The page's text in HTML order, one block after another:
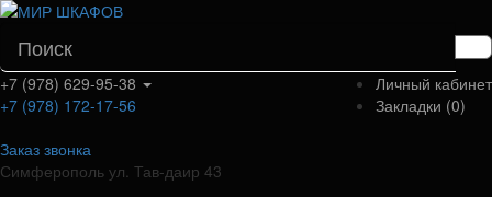
Личный кабинет
Закладки (0)
+7 (978) 629-95-38
+7 (978) 172-17-56
Заказ звонка
Симферополь ул. Тав-даир 43